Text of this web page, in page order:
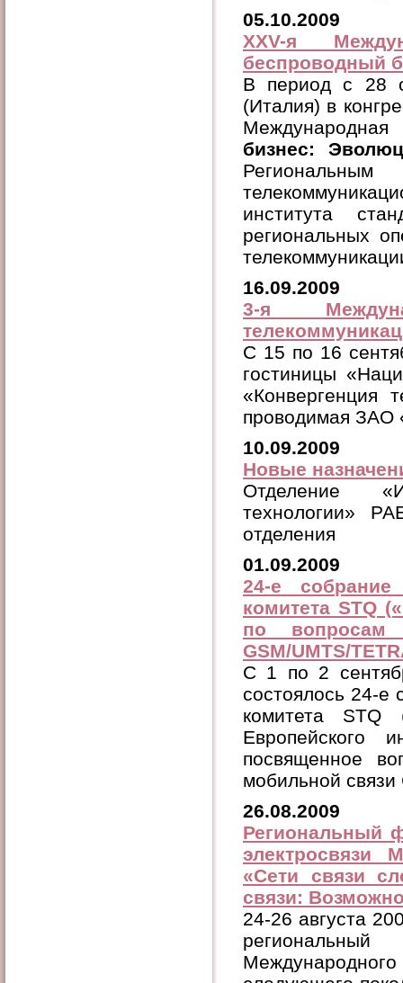
05.10.2009
XXV-я
беспроводный
В период с 28
(Италия) в
бизнес:
института
региональных
16.09.2009
3-я
C 15 по 16
гостиницы
«Конвергенция
проводимая ЗАО
10.09.2009
Новые
Отделение
технологии»
отделения
01.09.2009
24-е
комитета STQ
по вопросам
GSM/UMTS/
C 1 по 2
состоялось 24-е
комитета STQ
Европейского
посвященное
мобильной
26.08.2009
Региональный
электросвязи
«Сети связи
связи:
24-26 августа